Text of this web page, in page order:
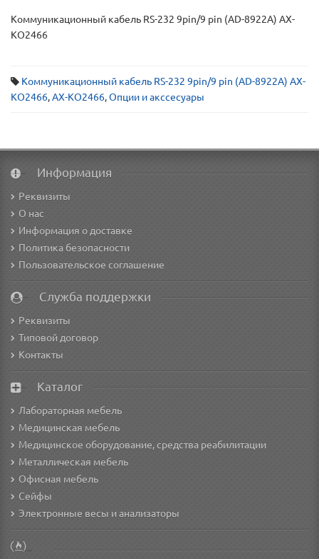
Коммуникационный кабель RS-232 9pin/9 pin (AD-8922A) AX-
KO2466
Коммуникационный кабель RS-232 9pin/9 pin (AD-8922A) AX-
KO2466,AX-KO2466,Опции и акссесуары
Информация
Реквизиты
О нас
Информация о доставке
Политика безопасности
Пользовательское соглашение
Служба поддержки
Реквизиты
Типовой договор
Контакты
Каталог
Лабораторная мебель
Медицинская мебель
Медицинское оборудование, средства реабилитации
Металлическая мебель
Офисная мебель
Сейфы
Электронные весы и анализаторы